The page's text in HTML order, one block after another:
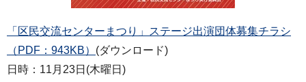
「区民交流センターまつり」ステージ出演団体募集チラシ
（PDF：943KB） (ダウンロード)
日時：11月23日(木曜日)